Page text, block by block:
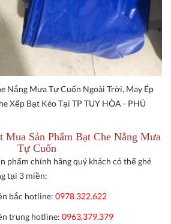
Nắng Mưa Tự Cuốn Ngoài Trời, May Ép
Xếp Bạt Kéo Tại TP TUY HÒA - PHÚ
Sản Phẩm Bạt Che Nắng Mưa
Tự Cuốn
phẩm chính hãng quý khách có thể ghé
tại 3 miền:
bắc hotline: 0978.322.622
trung hotline: 0963.379.379